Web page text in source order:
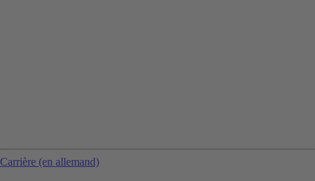
Carrière (en allemand)